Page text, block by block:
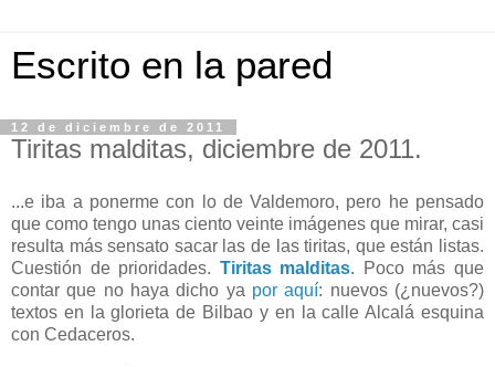
Escrito en la pared
12 de diciembre de 2011
Tiritas malditas, diciembre de 2011.
...e iba a ponerme con lo de Valdemoro, pero he pensado
que como tengo unas ciento veinte imágenes que mirar, casi
resulta más sensato sacar las de las tiritas, que están listas.
Cuestión de prioridades. Tiritas malditas. Poco más que
contar que no haya dicho ya por aquí: nuevos (¿nuevos?)
textos en la glorieta de Bilbao y en la calle Alcalá esquina
con Cedaceros.